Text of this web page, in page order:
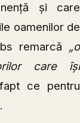
și care
oamenilor de
remarcă „o
care își
ce pentru